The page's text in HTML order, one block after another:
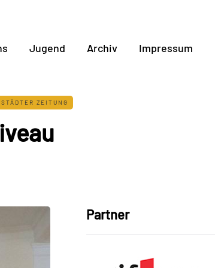
Jugend Archiv Impressum
ZEITUNG
Partner